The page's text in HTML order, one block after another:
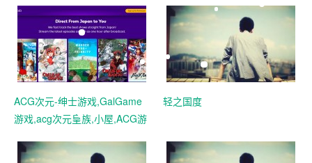
ACG次元-绅士游戏,GalGame
游戏,acg次元皇族,小屋,ACG游
资源分享 - GalGame!
轻之国度